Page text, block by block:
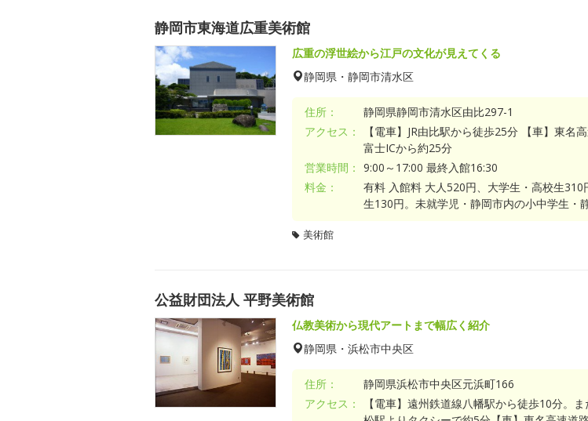
静岡市東海道広重美術館
広重の浮世絵から江戸の文化が見えてくる
静岡県・静岡市清水区
住所：
静岡県静岡市清水区由比297-1
アクセス：
【電車】JR由比駅から徒歩25分 【車】東名
富士ICから約25分
営業時間： 9:00～17:00 最終入館16:30
料金：
有料 入館料 大人520円、大学生・高校生310
生130円。未就学児・静岡市内の小中学生・
美術館
公益財団法人 平野美術館
仏教美術から現代アートまで幅広く紹介
静岡県・浜松市中央区
住所：
静岡県浜松市中央区元浜町166
アクセス：
【電車】遠州鉄道線八幡駅から徒歩10分。ま